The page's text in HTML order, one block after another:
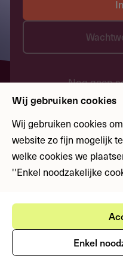
Nog geen
Wij gebruiken cookies
Wij gebruiken cookies
website zo fijn mogelijk
welke cookies we
''Enkel noodzakelijke
Enkel